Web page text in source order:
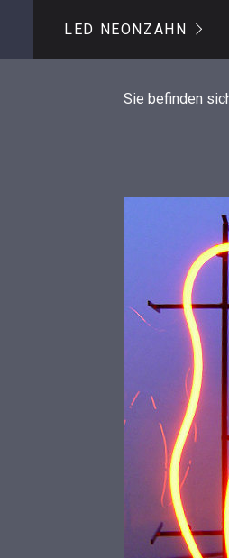
LED NEONZAHN
Sie befinden